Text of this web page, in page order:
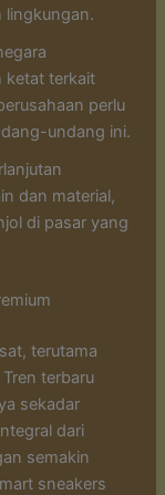
lingkungan.
ketat terkait
perlu
undang ini.
dan material,
di pasar yang
terutama
terbaru
sekadar
dari
semakin
sneakers